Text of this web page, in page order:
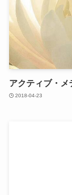
アクティブ・
2018-04-23